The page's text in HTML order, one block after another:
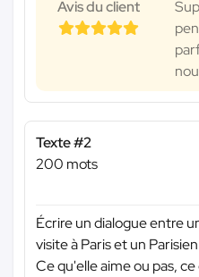
Avis du client
Texte #2
200 mots
Écrire un dialogue entre
visite à Paris et un
Ce qu'elle aime ou pas,